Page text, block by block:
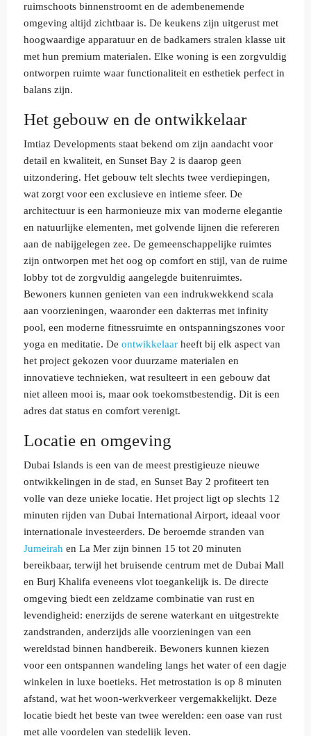
ruimschoots binnenstroomt en de adembenemende
omgeving altijd zichtbaar is. De keukens zijn uitgerust met
hoogwaardige apparatuur en de badkamers stralen klasse uit
met hun premium materialen. Elke woning is een zorgvuldig
ontworpen ruimte waar functionaliteit en esthetiek perfect in
balans zijn.
Het gebouw en de ontwikkelaar
Imtiaz Developments staat bekend om zijn aandacht voor
detail en kwaliteit, en Sunset Bay 2 is daarop geen
uitzondering. Het gebouw telt slechts twee verdiepingen,
wat zorgt voor een exclusieve en intieme sfeer. De
architectuur is een harmonieuze mix van moderne elegantie
en natuurlijke elementen, met golvende lijnen die refereren
aan de nabijgelegen zee. De gemeenschappelijke ruimtes
zijn ontworpen met het oog op comfort en stijl, van de ruime
lobby tot de zorgvuldig aangelegde buitenruimtes.
Bewoners kunnen genieten van een indrukwekkend scala
aan voorzieningen, waaronder een dakterras met infinity
pool, een moderne fitnessruimte en ontspanningszones voor
yoga en meditatie. De ontwikkelaar heeft bij elk aspect van
het project gekozen voor duurzame materialen en
innovatieve technieken, wat resulteert in een gebouw dat
niet alleen mooi is, maar ook toekomstbestendig. Dit is een
adres dat status en comfort verenigt.
Locatie en omgeving
Dubai Islands is een van de meest prestigieuze nieuwe
ontwikkelingen in de stad, en Sunset Bay 2 profiteert ten
volle van deze unieke locatie. Het project ligt op slechts 12
minuten rijden van Dubai International Airport, ideaal voor
internationale investeerders. De beroemde stranden van
Jumeirah en La Mer zijn binnen 15 tot 20 minuten
bereikbaar, terwijl het bruisende centrum met de Dubai Mall
en Burj Khalifa eveneens vlot toegankelijk is. De directe
omgeving biedt een zeldzame combinatie van rust en
levendigheid: enerzijds de serene waterkant en uitgestrekte
zandstranden, anderzijds alle voorzieningen van een
wereldstad binnen handbereik. Bewoners kunnen kiezen
voor een ontspannen wandeling langs het water of een dagje
winkelen in luxe boetieks. Het metrostation is op 8 minuten
afstand, wat het woon-werkverkeer vergemakkelijkt. Deze
locatie biedt het beste van twee werelden: een oase van rust
met alle voordelen van stedelijk leven.